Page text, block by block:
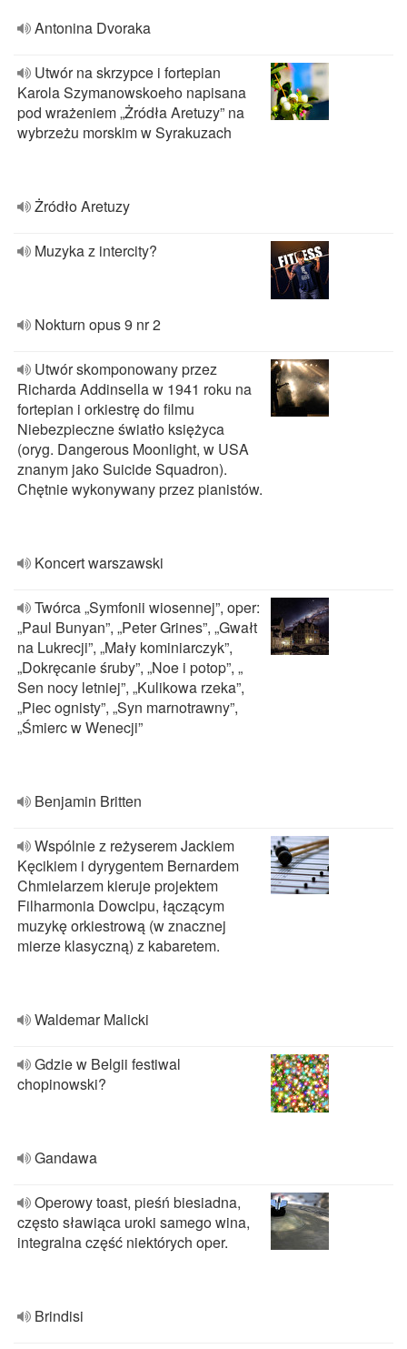
Antonina Dvoraka
Utwór na skrzypce i fortepian
Karola Szymanowskoeho napisana
pod wrażeniem „Żródła Aretuzy” na
wybrzeżu morskim w Syrakuzach
Żródło Aretuzy
Muzyka z intercity?
Nokturn opus 9 nr 2
Utwór skomponowany przez
Richarda Addinsella w 1941 roku na
fortepian i orkiestrę do filmu
Niebezpieczne światło księżyca
(oryg. Dangerous Moonlight, w USA
znanym jako Suicide Squadron).
Chętnie wykonywany przez pianistów.
Koncert warszawski
Twórca „Symfonii wiosennej”, oper:
„Paul Bunyan”, „Peter Grines”, „Gwałt
na Lukrecji”, „Mały kominiarczyk”,
„Dokręcanie śruby”, „Noe i potop”, „
Sen nocy letniej”, „Kulikowa rzeka”,
„Piec ognisty”, „Syn marnotrawny”,
„Śmierc w Wenecji”
Benjamin Britten
Wspólnie z reżyserem Jackiem
Kęcikiem i dyrygentem Bernardem
Chmielarzem kieruje projektem
Filharmonia Dowcipu, łączącym
muzykę orkiestrową (w znacznej
mierze klasyczną) z kabaretem.
Waldemar Malicki
Gdzie w Belgii festiwal
chopinowski?
Gandawa
Operowy toast, pieśń biesiadna,
często sławiąca uroki samego wina,
integralna część niektórych oper.
Brindisi